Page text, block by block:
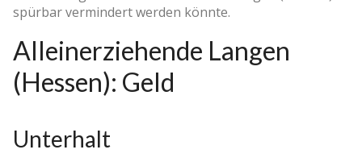
spürbar vermindert werden könnte.
Alleinerziehende Langen
(Hessen): Geld
Unterhalt